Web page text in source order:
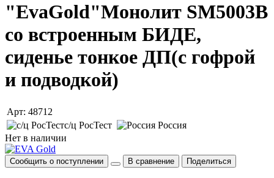
"EvaGold"Монолит SM5003В
со встроенным БИДЕ,
сиденье тонкое ДП(с гофрой
и подводкой)
Арт: 48712
с/ц РосТест
Россия
Нет в наличии
Сообщить о поступлении В сравнение Поделиться